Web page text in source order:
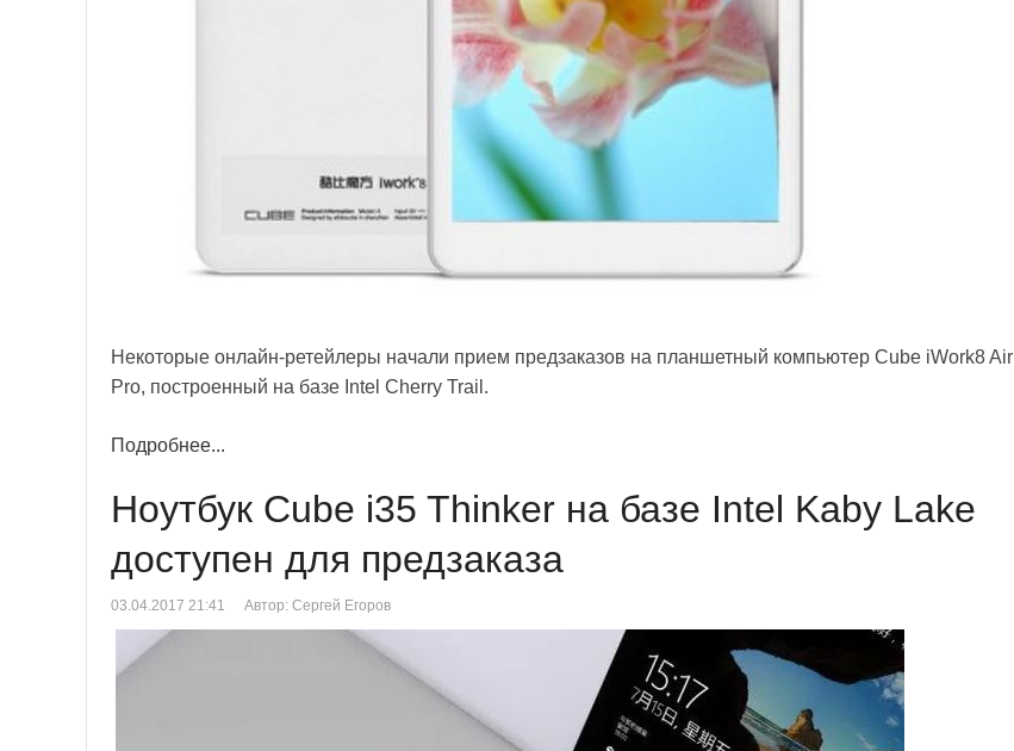
Некоторые онлайн-ретейлеры начали прием предзаказов на планшетный компьютер Cube iWork8 Air
Pro, построенный на базе Intel Cherry Trail.
Подробнее...
Ноутбук Cube i35 Thinker на базе Intel Kaby Lake
доступен для предзаказа
03.04.2017 21:41 Автор: Сергей Егоров